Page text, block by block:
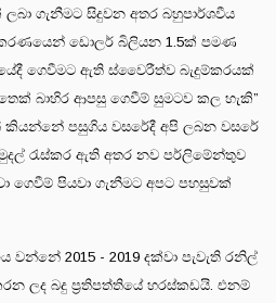
ගැනීමට සිදුවන අතර බහුපාර්ශවීය
ඩොලර් බිලියන 1.5ක් පමණ
ගෙවීමට ඇති ස්වෛරීත්ව බැදුම්කරයක්
බාහිර ආපසු ගෙවීම් සුමටව කල හැකි”
කියන්නේ පසුගිය වසරේදී අපි ලබන වසරේ
මුදල් රැස්කර ඇති අතර නව පර්ලිමේන්තුව
පියවා ගැනීමට අපට පහසුවක්
2015 - 2019 දක්වා පැවැති රනිල්
ලද බදු ප්‍රතිපත්තියේ හරස්කඩයි. එනම්